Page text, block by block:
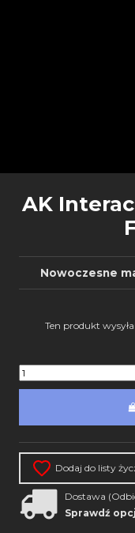
AK
Nowoczesne
Ten produkt
Dodaj do listy
Dostawa
Sprawdź